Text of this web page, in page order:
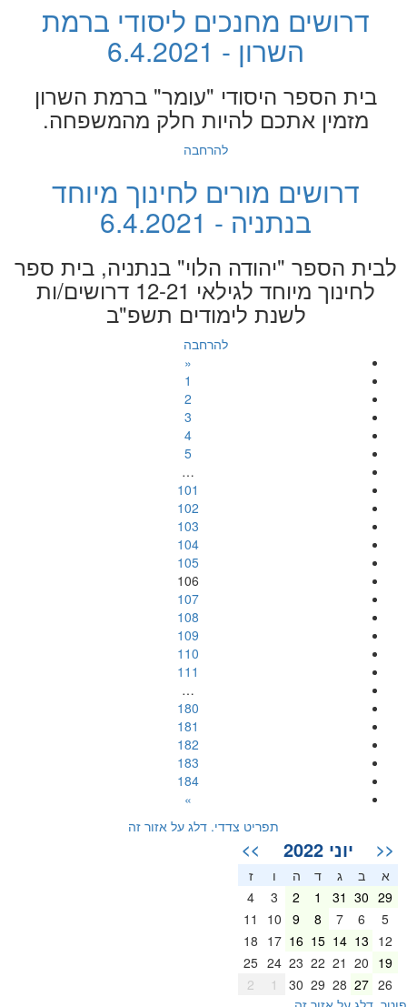
דרושים מחנכים ליסודי ברמת
השרון - 6.4.2021
בית הספר היסודי "עומר" ברמת השרון
מזמין אתכם להיות חלק מהמשפחה.
להרחבה
דרושים מורים לחינוך מיוחד
בנתניה - 6.4.2021
לבית הספר "יהודה הלוי" בנתניה, בית ספר
לחינוך מיוחד לגילאי 12-21 דרושים/ות
לשנת לימודים תשפ"ב
להרחבה
«
1
2
3
4
5
…
101
102
103
104
105
106
107
108
109
110
111
…
180
181
182
183
184
»
תפריט צדדי. דלג על אזור זה
<< יוני 2022 >>
א ב ג ד ה
ז
29
30
31
2
3
4
5
6
7
8
9
10
11
12
13
14
15
16
17
18
19
20
21
22
23
24
25
26
27
28
29
30
2